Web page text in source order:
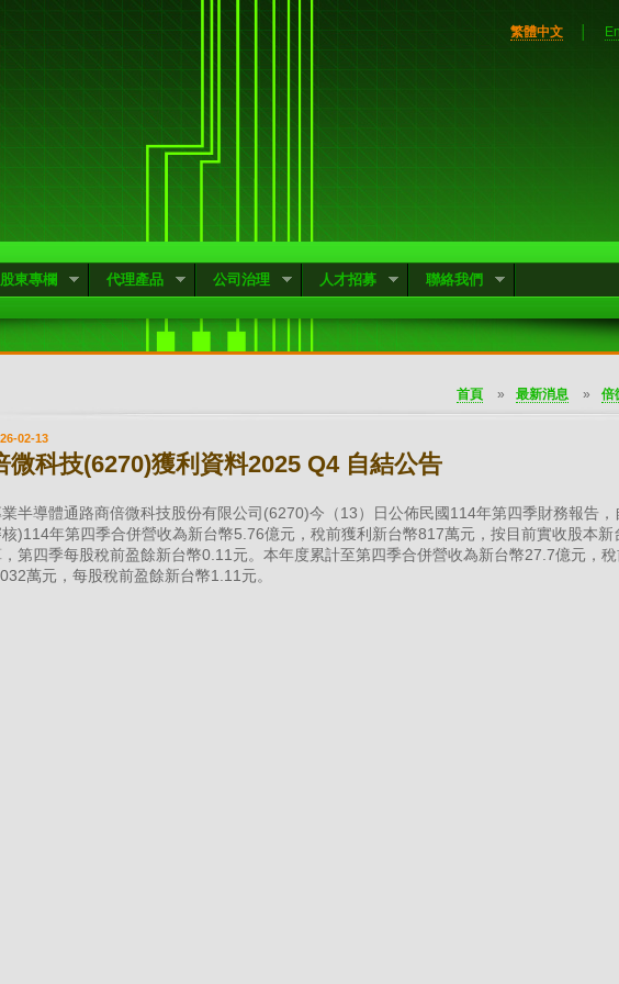
繁體中文
股東專欄 代理產品 公司治理 人才招募 聯絡我們
首頁 » 最新消息 » 倍
02-13
微科技(6270)獲利資料2025 Q4 自結公告
半導體通路商倍微科技股份有限公司(6270)今（13）日公佈民國114年第四季財務報告
核)114年第四季合併營收為新台幣5.76億元，稅前獲利新台幣817萬元，按目前實收股本
第四季每股稅前盈餘新台幣0.11元。本年度累計至第四季合併營收為新台幣27.7億元，
萬元，每股稅前盈餘新台幣1.11元。